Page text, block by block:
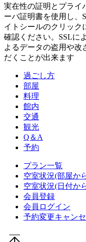
実在性の証明とプライ
ーバ証明書を使用し、
イトシールのクリック
確認ください。SSLに
よるデータの盗用や改
だくことが出来ます
過ごし方
部屋
料理
館内
交通
観光
Q＆A
予約
プラン一覧
空室状況(部屋か
空室状況(日付か
会員登録
会員ログイン
予約変更キャン